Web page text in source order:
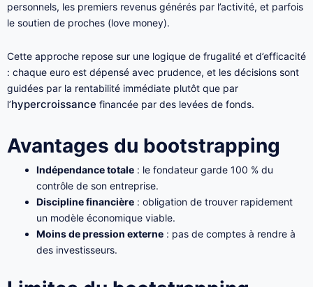
personnels, les premiers revenus générés par l’activité, et parfois
le soutien de proches (love money).
Cette approche repose sur une logique de frugalité et d’efficacité
: chaque euro est dépensé avec prudence, et les décisions sont
guidées par la rentabilité immédiate plutôt que par
l’hypercroissance financée par des levées de fonds.
Avantages du bootstrapping
Indépendance totale : le fondateur garde 100 % du
contrôle de son entreprise.
Discipline financière : obligation de trouver rapidement
un modèle économique viable.
Moins de pression externe : pas de comptes à rendre à
des investisseurs.